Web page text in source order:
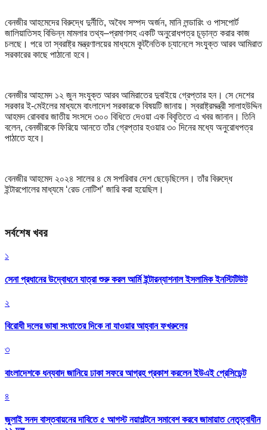
বেনজীর আহমেদের বিরুদ্ধে দুর্নীতি, অবৈধ সম্পদ অর্জন, মানি লন্ডারিং ও পাসপোর্ট
জালিয়াতিসহ বিভিন্ন মামলার তথ্য–প্রমাণসহ একটি অনুরোধপত্র চূড়ান্ত করার কাজ
চলছে। পরে তা স্বরাষ্ট্র মন্ত্রণালয়ের মাধ্যমে কূটনৈতিক চ্যানেলে সংযুক্ত আরব আমিরাত
সরকারের কাছে পাঠানো হবে।
বেনজীর আহমেদ ১২ জুন সংযুক্ত আরব আমিরাতের দুবাইয়ে গ্রেপ্তার হন। সে দেশের
সরকার ই-মেইলের মাধ্যমে বাংলাদেশ সরকারকে বিষয়টি জানায়। স্বরাষ্ট্রমন্ত্রী সালাহউদ্দিন
আহমদ রোববার জাতীয় সংসদে ৩০০ বিধিতে দেওয়া এক বিবৃতিতে এ খবর জানান। তিনি
বলেন, বেনজীরকে ফিরিয়ে আনতে তাঁর গ্রেপ্তার হওয়ার ৩০ দিনের মধ্যে অনুরোধপত্র
পাঠাতে হবে।
বেনজীর আহমেদ ২০২৪ সালের ৪ মে সপরিবার দেশ ছেড়েছিলেন। তাঁর বিরুদ্ধে
ইন্টারপোলের মাধ্যমে ‘রেড নোটিশ’ জারি করা হয়েছিল।
সর্বশেষ খবর
১
সেনা প্রধানের উদ্বোধনে যাত্রা শুরু করল আর্মি ইন্টারন্যাশনাল ইসলামিক ইনস্টিটিউট
২
বিরোধী দলের ভাষা সংঘাতের দিকে না যাওয়ার আহ্বান ফখরুলের
৩
বাংলাদেশকে ধন্যবাদ জানিয়ে ঢাকা সফরে আগ্রহ প্রকাশ করলেন ইউএই প্রেসিডেন্ট
৪
জুলাই সনদ বাস্তবায়নের দাবিতে ৫ আগস্ট নয়াপল্টনে সমাবেশ করবে জামায়াত নেতৃত্বাধীন